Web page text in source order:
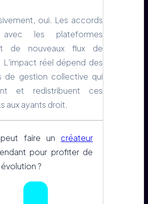
oui. Les accords
avec les plateformes
de nouveaux flux de
L’impact réel dépend des
de gestion collective qui
et redistribuent ces
aux ayants droit.
faire un créateur
pour profiter de
?